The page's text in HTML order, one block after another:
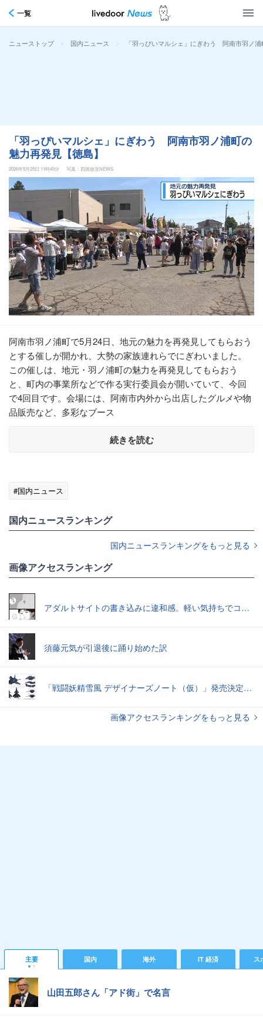
一覧
ニューストップ > 国内ニュース > 「羽っぴいマルシェ」にぎわう 阿南市羽ノ
「羽っぴいマルシェ」にぎわう 阿南市羽ノ浦町の
魅力再発見【徳島】
2026年5月25日 11時45分 写真：四国放送NEWS
阿南市羽ノ浦町で5月24日、地元の魅力を再発見してもらおう
とする催しが開かれ、大勢の家族連れらでにぎわいました。
この催しは、地元・羽ノ浦町の魅力を再発見してもらおう
と、町内の事業所などで作る実行委員会が開いていて、今回
で4回目です。会場には、阿南市内外から出店したグルメや物
品販売など、多彩なブース
続きを読む
#国内ニュース
国内ニュースランキング
国内ニュースランキングをもっと見る
画像アクセスランキング
アダルトサイトの書き込みに違和感。軽い気持ちでコメントしてみると…／近畿地方のある場所について（1）
須藤元気が引退後に踊り始めた訳
「戦闘妖精雪風 デザイナーズノート（仮）」発売決定スーパーシルフやメイヴといった名機たちの“線”の妙味
画像アクセスランキングをもっと見る
主要 国内 海外 IT 経済 ス
山田五郎さん「アド街」で名言